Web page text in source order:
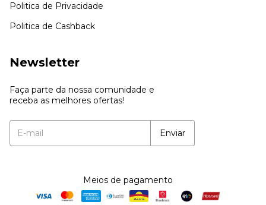
Politica de Privacidade
Politica de Cashback
Newsletter
Faça parte da nossa comunidade e
receba as melhores ofertas!
Meios de pagamento